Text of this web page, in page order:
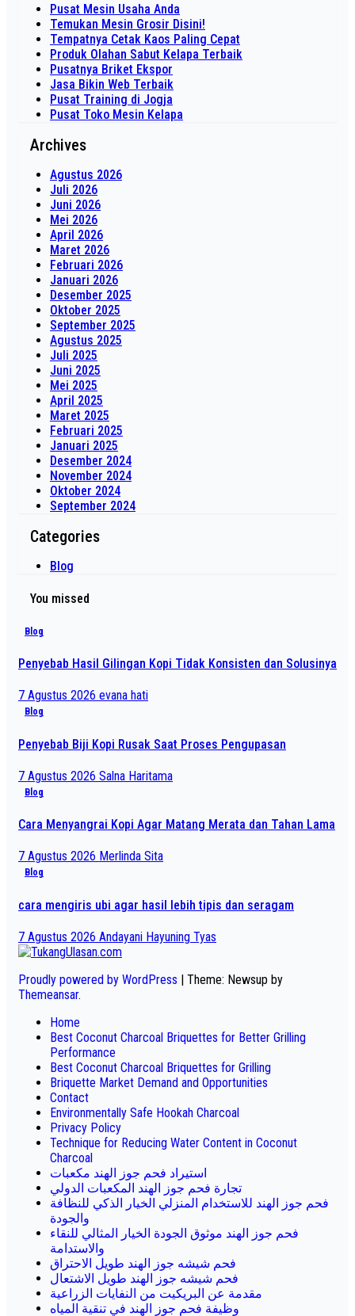
Pusat Mesin Usaha Anda
Temukan Mesin Grosir Disini!
Tempatnya Cetak Kaos Paling Cepat
Produk Olahan Sabut Kelapa Terbaik
Pusatnya Briket Ekspor
Jasa Bikin Web Terbaik
Pusat Training di Jogja
Pusat Toko Mesin Kelapa
Archives
Agustus 2026
Juli 2026
Juni 2026
Mei 2026
April 2026
Maret 2026
Februari 2026
Januari 2026
Desember 2025
Oktober 2025
September 2025
Agustus 2025
Juli 2025
Juni 2025
Mei 2025
April 2025
Maret 2025
Februari 2025
Januari 2025
Desember 2024
November 2024
Oktober 2024
September 2024
Categories
Blog
You missed
Blog
Penyebab Hasil Gilingan Kopi Tidak Konsisten dan Solusinya
7 Agustus 2026 evana hati
Blog
Penyebab Biji Kopi Rusak Saat Proses Pengupasan
7 Agustus 2026 Salna Haritama
Blog
Cara Menyangrai Kopi Agar Matang Merata dan Tahan Lama
7 Agustus 2026 Merlinda Sita
Blog
cara mengiris ubi agar hasil lebih tipis dan seragam
7 Agustus 2026 Andayani Hayuning Tyas
Proudly powered by WordPress | Theme: Newsup by
Themeansar.
Home
Best Coconut Charcoal Briquettes for Better Grilling
Performance
Best Coconut Charcoal Briquettes for Grilling
Briquette Market Demand and Opportunities
Contact
Environmentally Safe Hookah Charcoal
Privacy Policy
Technique for Reducing Water Content in Coconut
Charcoal
استيراد فحم جوز الهند مكعبات
تجارة فحم جوز الهند المكعبات الدولي
فحم جوز الهند للاستخدام المنزلي الخيار الذكي للنظافة
والجودة
فحم جوز الهند موثوق الجودة الخيار المثالي للنقاء
والاستدامة
فحم شيشه جوز الهند طويل الاحتراق
فحم شيشه جوز الهند طويل الاشتعال
مقدمة عن البريكيت من النفايات الزراعية
وظيفة فحم جوز الهند في تنقية المياه